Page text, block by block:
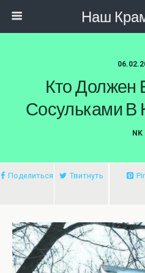
Наш
Кто Должен
Сосульками В
NK
Поделиться Твитнуть